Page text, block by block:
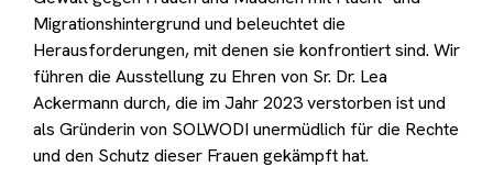
Migrationshintergrund und beleuchtet die
Herausforderungen, mit denen sie konfrontiert sind. Wir
führen die Ausstellung zu Ehren von Sr. Dr. Lea
Ackermann durch, die im Jahr 2023 verstorben ist und
als Gründerin von SOLWODI unermüdlich für die Rechte
und den Schutz dieser Frauen gekämpft hat.